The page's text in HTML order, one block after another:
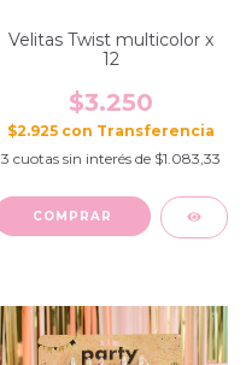
Velitas Twist multicolor x
12
$3.250
$2.925 con
3 cuotas sin interés de $1.083,33